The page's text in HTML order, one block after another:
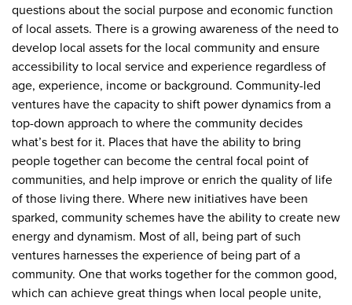
questions about the social purpose and economic function
of local assets. There is a growing awareness of the need to
develop local assets for the local community and ensure
accessibility to local service and experience regardless of
age, experience, income or background. Community-led
ventures have the capacity to shift power dynamics from a
top-down approach to where the community decides
what’s best for it. Places that have the ability to bring
people together can become the central focal point of
communities, and help improve or enrich the quality of life
of those living there. Where new initiatives have been
sparked, community schemes have the ability to create new
energy and dynamism. Most of all, being part of such
ventures harnesses the experience of being part of a
community. One that works together for the common good,
which can achieve great things when local people unite,